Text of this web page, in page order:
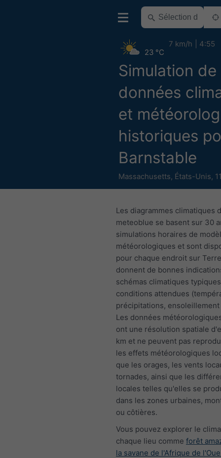
Simulation de
données
et
historiques
Barnstable
Massachusetts, États-Unis,
23 °C
7 km/h 4:55
Les diagrammes climatiques
meteoblue se basent sur 30
simulations horaires de
météorologiques et sont
pour chaque endroit sur
donnent de bonnes
schémas climatiques
conditions attendues
précipitations,
Les données
ont une résolution spatiale
km et ne peuvent pas
les effets météorologiques
que les orages, les vents
tornades, ainsi que les
locales telles qu'elles se
dans les zones urbaines,
ou côtières.
Vous pouvez explorer le
chaque lieu comme forêt
la savane de l'Afrique de